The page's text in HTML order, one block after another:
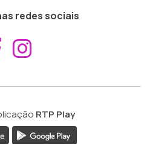
redes sociais
Aceder ao
RTP Play